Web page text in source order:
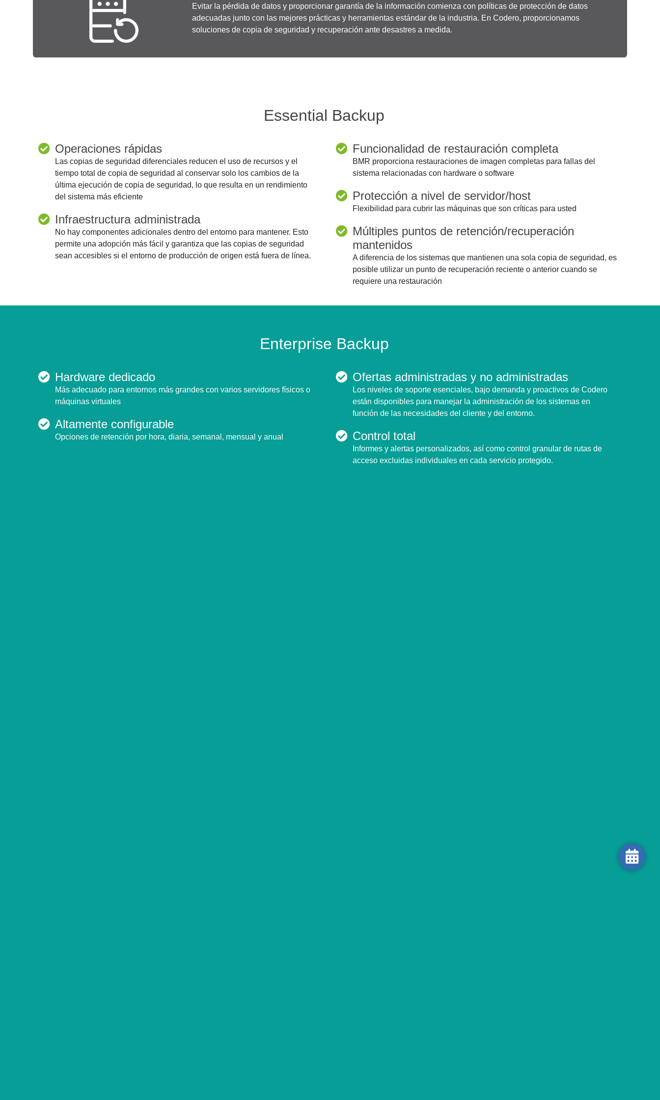
Evitar la pérdida de datos y proporcionar garantía de la información comienza con políticas de protección de datos
adecuadas junto con las mejores prácticas y herramientas estándar de la industria. En Codero, proporcionamos
soluciones de copia de seguridad y recuperación ante desastres a medida.
Essential Backup
Operaciones rápidas
Las copias de seguridad diferenciales reducen el uso de recursos y el
tiempo total de copia de seguridad al conservar solo los cambios de la
última ejecución de copia de seguridad, lo que resulta en un rendimiento
del sistema más eficiente
Infraestructura administrada
No hay componentes adicionales dentro del entorno para mantener. Esto
permite una adopción más fácil y garantiza que las copias de seguridad
sean accesibles si el entorno de producción de origen está fuera de línea.
Funcionalidad de restauración completa
BMR proporciona restauraciones de imagen completas para fallas del
sistema relacionadas con hardware o software
Protección a nivel de servidor/host
Flexibilidad para cubrir las máquinas que son críticas para usted
Múltiples puntos de retención/recuperación
mantenidos
A diferencia de los sistemas que mantienen una sola copia de seguridad, es
posible utilizar un punto de recuperación reciente o anterior cuando se
requiere una restauración
Enterprise Backup
Hardware dedicado
Más adecuado para entornos más grandes con varios servidores físicos o
máquinas virtuales
Altamente configurable
Opciones de retención por hora, diaria, semanal, mensual y anual
Ofertas administradas y no administradas
Los niveles de soporte esenciales, bajo demanda y proactivos de Codero
están disponibles para manejar la administración de los sistemas en
función de las necesidades del cliente y del entorno.
Control total
Informes y alertas personalizados, así como control granular de rutas de
acceso excluidas individuales en cada servicio protegido.